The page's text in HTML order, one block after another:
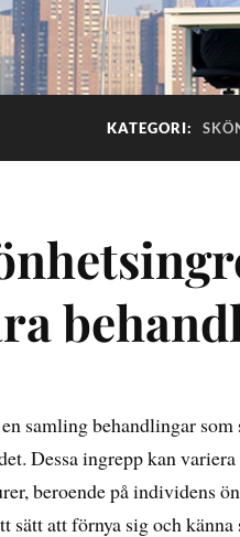
KATEGORI:
samling behandlingar
Dessa ingrepp kan
beroende på individens
sätt att förnya sig och